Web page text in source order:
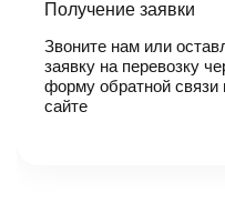
минут наш
логист
свяжется с
вами,
согласует
Получение заявки
Звоните нам или
заявку на перевозку
форму обратной связи
сайте